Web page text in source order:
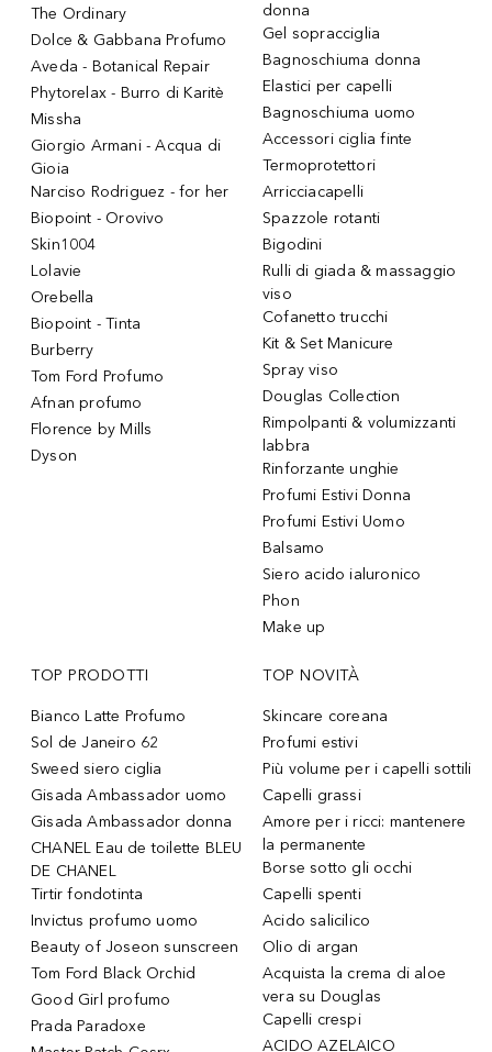
The Ordinary
Dolce & Gabbana Profumo
Aveda - Botanical Repair
Phytorelax - Burro di Karitè
Missha
Giorgio Armani - Acqua di
Gioia
Narciso Rodriguez - for her
Biopoint - Orovivo
Skin1004
Lolavie
Orebella
Biopoint - Tinta
Burberry
Tom Ford Profumo
Afnan profumo
Florence by Mills
Dyson
donna
Gel sopracciglia
Bagnoschiuma donna
Elastici per capelli
Bagnoschiuma uomo
Accessori ciglia finte
Termoprotettori
Arricciacapelli
Spazzole rotanti
Bigodini
Rulli di giada & massaggio
viso
Cofanetto trucchi
Kit & Set Manicure
Spray viso
Douglas Collection
Rimpolpanti & volumizzanti
labbra
Rinforzante unghie
Profumi Estivi Donna
Profumi Estivi Uomo
Balsamo
Siero acido ialuronico
Phon
Make up
TOP PRODOTTI
Bianco Latte Profumo
Sol de Janeiro 62
Sweed siero ciglia
Gisada Ambassador uomo
Gisada Ambassador donna
CHANEL Eau de toilette BLEU
DE CHANEL
Tirtir fondotinta
Invictus profumo uomo
Beauty of Joseon sunscreen
Tom Ford Black Orchid
Good Girl profumo
Prada Paradoxe
TOP NOVITÀ
Skincare coreana
Profumi estivi
Più volume per i capelli sottili
Capelli grassi
Amore per i ricci: mantenere
la permanente
Borse sotto gli occhi
Capelli spenti
Acido salicilico
Olio di argan
Acquista la crema di aloe
vera su Douglas
Capelli crespi
ACIDO AZELAICO